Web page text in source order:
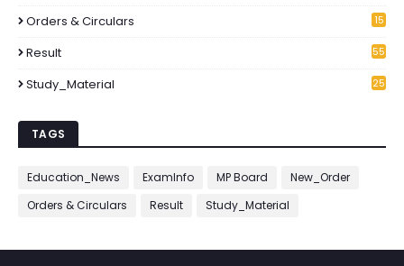
Orders & Circulars
15
Result 55
Study_Material
25
TAGS
Education_News ExamInfo MP Board
New_Order
Orders & Circulars
Result Study_Material